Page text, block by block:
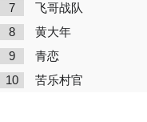
7 飞哥战队
8 黄大年
9 青恋
10 苦乐村官